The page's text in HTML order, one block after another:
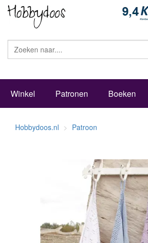
Winkel Patronen Boeken
Hobbydoos.nl Patroon